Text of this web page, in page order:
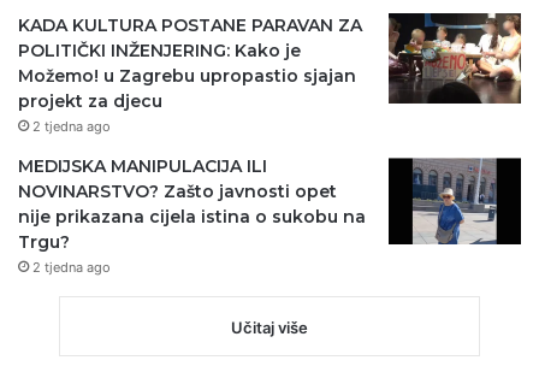
KADA KULTURA POSTANE PARAVAN ZA
POLITIČKI INŽENJERING: Kako je
Možemo! u Zagrebu upropastio sjajan
projekt za djecu
2 tjedna ago
MEDIJSKA MANIPULACIJA ILI
NOVINARSTVO? Zašto javnosti opet
nije prikazana cijela istina o sukobu na
Trgu?
2 tjedna ago
Učitaj više